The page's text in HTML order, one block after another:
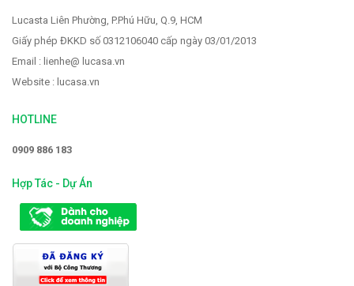
Lucasta Liên Phường, P.Phú Hữu, Q.9, HCM
Giấy phép ĐKKD số 0312106040 cấp ngày 03/01/2013
Email : lienhe@ lucasa.vn
Website : lucasa.vn
HOTLINE
0909 886 183
Hợp Tác - Dự Án